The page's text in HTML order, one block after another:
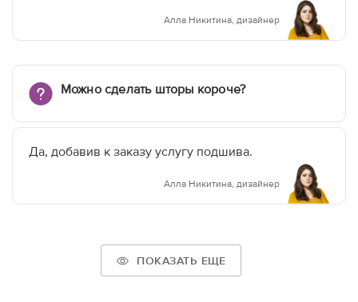
Алла Никитина, дизайнер
Можно сделать шторы короче?
Да, добавив к заказу услугу подшива.
Алла Никитина, дизайнер
ПОКАЗАТЬ ЕЩЕ